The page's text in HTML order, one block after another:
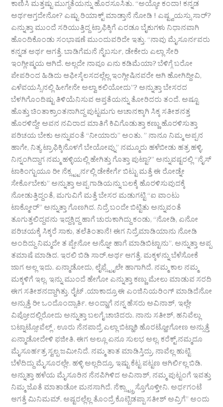
ಕಾಣಿಸಿ ಮತ್ತಷ್ಟು ಮುಗ್ಧತೆಯನ್ನು ಹೊರಸೂಸಿತು. “ಅಯ್ಯೋ ಕಂದಾ! ಕನ್ನಡ
ಅರ್ಥಆಗ್ತದೇನೋ? ಎಷ್ಟು ರಿಯಾಕ್ಟ್ ಮಾಡ್ತಾನೆ ನೋಡಿ ! ಎಷ್ಟ್ವಯಸ್ಸು ಸಾರ್?
ಎನ್ನುತ್ತಾ ಮುಂದೆ ಸರಿಯುತ್ತಿದ್ದ ಟ್ರಾಫಿಕ್ಕಿಗೆ ಎರಡೂ ಬೈಕುಗಳು ನಿಧಾನವಾಗಿ
ಹೊಂದಿಕೊಂಡು ಸಂಭಾಷಣೆ ಮುಂದುವರಿದೇ ಇತ್ತು. “ನಾವು ಮೈಸೂರ್ನವರು
ಕನ್ನಡ ಅರ್ಥ ಆಗತ್ತೆ. ಬಾಡಿಗೆಮನೆ ನೈಬರ್ಸು, ಡೇಕೇರು ಎಲ್ಲಾ ಸೇರಿ
ಇಂಗ್ಲೀಷ್ಮಯ ಆಗಿದೆ. ಅಲ್ಲದೇ ನಾವೂ ಏನು ಕಡಿಮೆಯಾ? ಬೆಳಿಗ್ಗೆ ಬರೋ
ಪೇಪರಿಂದ ಹಿಡಿದು ಆಫೀಸ್ಕೆಲಸದಲ್ಲೆಲ್ಲ ಇಂಗ್ಲೀಷಿನವರೇ ಆಗಿ ಹೋಗಿದ್ದೀವಿ,
ಎಳೆವಯಸ್ಸಿನಲ್ಲಿ ಹೀಗೇನೇ ಅಲ್ವಾ ಕಲಿಯೋದು”? ಅನ್ನುತ್ತಾ ಬೇಸರದ
ಬೆಳಗಿಗೊಂದಿಷ್ಟು ತಿಳಿಯೆನಿಸುವ ಆಪ್ತತೆಯನ್ನು ತೋರಿದರು ತಂದೆ. ಅಷ್ಟೂ
ಹೊತ್ತು ಚಿಂತಾಕ್ರಾಂತನಾಗಿದ್ದ ಪುಟ್ಟಮಗು ಅಚಾನಕ್ಕಾಗಿ ಸಿಕ್ಕ ಸತೀಶನತ್ತ
ಹೊರಳಿದ್ದೇ ಅವನ ನವಿರಾದ ಮಾತಿಗೆ ಕಿವಿಗೊಡುತ್ತಾ ಕಣ್ಣು ಹೊರಳಿಸುತ್ತಾ
ಪರಿಚಯ ಬೇಕು ಅನ್ನುವಂತೆ “ನೀಯಾರು” ಅಂತು. ” ನಾನೂ ನಿಮ್ಮ ಅಪ್ಪನ
ಹಾಗೇ, ನಿತ್ಯ ಟ್ರಾಫಿಕ್ಕಿನೊಳಗೆ ಬೇಯೋವ್ನು” ನಮ್ಮೂರು ಹಳೆಬೀಡು ಹತ್ರ ಹಳ್ಳಿ.
ನಿನ್ನಂಗಿದ್ದಾಗ ನಮ್ಮ ಹಳ್ಳಿಯಲ್ಲಿ ಹೇಗಿತ್ತು ಗೊತ್ತಾ ಪುಟ್ಟಾ?” ಅನ್ನುವಷ್ಟರಲ್ಲಿ “ನೈಸ್
ಟಾಕಿಂಗ್ಟುಯೂ ರೀ ನೆಕ್ಸ್ಟ್ಟರ್ನಲ್ಲಿ ಡೇಕೇರ್ಗೆ ಬಿಟ್ಟು ಮತ್ತೆ ಈ ರೋಡ್ನೇ
ಸೇರ್ಕೊಬೇಕು” ಅನ್ನುತ್ತಾ ಅಪ್ಪ ಗಾಡಿಯನ್ನು ಬಲಕ್ಕೆ ಹೊರಳಿಸುವುದಕ್ಕೆ
ನೋಡುತ್ತಿದ್ದಂತೆ, ಮಗುವಿಗೆ ಮತ್ತೆ ಬೇಸರ ಮಡುಗಟ್ಟಿ “ಐ ವಾಂಟು
ಟಾಕ್ಮೋರ್” ಅನ್ನುತ್ತಾ ಗೊಣಗಿದ. ನಿದ್ರೆ ಬಂದೇ ಬಿಟ್ಟಿತು ಅನ್ನುವಂತೆ
ತೂಗುತ್ತಲಿದ್ದವನು ಇದ್ದಕ್ಕಿದ್ದ ಹಾಗೆ ಚುರುಕಾಗಿದ್ದು ಕಂಡು, “ನೋಡಿ, ಏನೋ
ಪರಿಚಯಕ್ಕೆ ಸಿಕ್ಕರೆ ಸಾಕು, ತಲೆತಿಂತಾನೆ! ಈಗ ನಿದ್ರೆಮಾಡಿಯಾನು ನೋಡಿ
ಅಂದಿದ್ದು ನಿಮ್ಮದೇ ತ ಪ್ಪೇನೋ ಅನ್ನೋ ಹಾಗೆ ಮಾಡಿಬಿಟ್ಟಾನು”. ಅನ್ನುತ್ತಾ ಅಪ್ಪ
ತಮಾಷೆ ಮಾಡಿದ. ಇರಲಿ ಬಿಡಿ ಸಾರ್.ಅರ್ಥ ಆಗತ್ತೆ. ಮಕ್ಕಳನ್ನು ಬೆಳೆಸೋಕೆ
ಜಾಗ ಅಲ್ಲ ಇದು. ಏನ್ಮಾಡೋದು, ಲೈಫ್ಸ್ಟೈಲೇ ಹಾಗಾಗಿದೆ. ನಮ್ಮ ಕಾಲ ನಮ್ಮ
ಮಕ್ಕಳಿಗೆ ಇಲ್ಲ. ಇನ್ನು ಮುಂದೆ ಹೇಗೋ ಎನ್ನುತ್ತಾ ಕಣ್ಣು ಮೇಲು ಮಾಡುವ ಸರದಿ
ಈಗ ಸತೀಶನದ್ದಾಗಿತ್ತು. ರೈಟ್ .ಯಾಕಾದ್ರೂ ಈ ಎಂಜಿನಿಯರಿಂಗ್ ಮಾಡಿದೆನೋ
ಅನ್ಸುತ್ತೆ ರೀ ಒಂದೊಂದ್ಸಾರ್ತಿ. ಅಂದ್ಹಾಗೆ ನನ್ನ ಹೆಸರು ಅವಿನಾಶ್, ಇಲ್ಲೇ
ವಿಪ್ರೋದಲ್ಲಿರೋದು ಅನ್ನುತ್ತಾ ಬಲಗೈ ಚಾಚಿದರು. ನಾನು ಸತೀಶ್, ಹನಿವೆಲ್ಲು
ಬಟ್ನಾಟ್ಸೋವೆಲ್ಲ್ . ಊರು ನೆನಪಾದ್ರೆ ಎಲ್ಲಾ ಬಿಟ್ಹಾಕಿ ಹೊರಟ್ಹೋಗೋಣ ಅನ್ಸುತ್ತೆ
ಏನ್ಮಾಡೋದೇಳಿ ಫಜೀತಿ. ಈಗ ಅಲ್ಲೂ ಏನೂ ಸುಲಭ ಅಲ್ಲ. ಕರೆಕ್ಟ್.ನಮ್ಮದೂ
ಮೈಸೂರ್ಹತ್ರ ಸ್ವಲ್ಪ ಜಮೀನಿದೆ. ನಮ್ಮ ತಾತ ಮಾಡಿಸ್ತಿದ್ರು. ನಾವೆಲ್ಲ ಹುಟ್ಟಿ
ಬೆಳೆದಿದ್ದು ಮೈಸೂರಲ್ಲೇ. ಹಳ್ಳಿ ಅಲ್ಲದಿದ್ರೂ, ಇಷ್ಟು ಕೆಟ್ಟ ಪಟ್ಟಣ ಆಗಿರ್ಲಿಲ್ಲ ಬಿಡಿ.
ಅನ್ನುತ್ತಾ ಹಳೆಯ ಮೈಸೂರಿನ ನೆನಪಿಗಿಳಿದ ಅವಿನಾಶ್, ನಮ್ಮ ಪುಟ್ಟಂಗೆ ಇವತ್ತು
ನಿಮ್ಮ ಜೊತೆ ಮಾತಾಡೋ ಮನಸಾಗಿದೆ. ನೆಕ್ಸ್ಟ್ಕ್ರಾಸ್ತೊಗೊಳ್ತೀನಿ. ಅರ್ಧಗಂಟೆ
ಆಗತ್ತೆ ಮಿನಿಮಮ್. ಅಷ್ಟರಲ್ಲೆಲ್ಲ ತೊಂದ್ರೆ ಕೊಟ್ಬಿಡಪ್ಪಾ ಸತೀಶ್ ಅವ್ರಿಗೆ” ಅಂದು